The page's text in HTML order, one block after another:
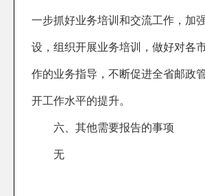
一步抓好业务培训和交流工作，加
设，组织开展业务培训，做好对各
作的业务指导，不断促进全省邮政
开工作水平的提升。
六、其他需要报告的事项
无